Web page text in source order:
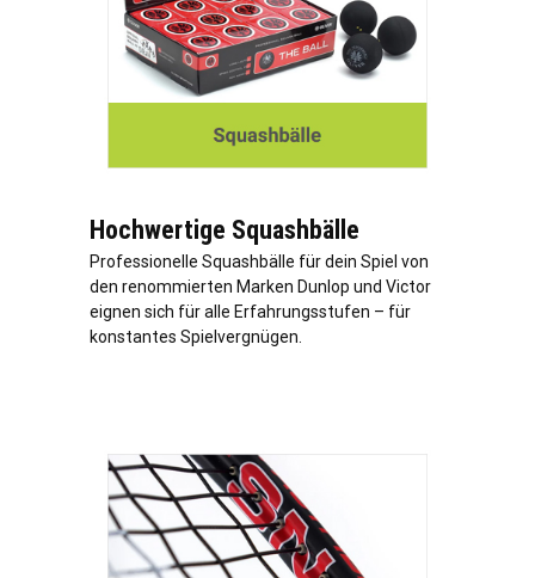
Hochwertige Squashbälle
Professionelle Squashbälle für dein Spiel von
den renommierten Marken Dunlop und Victor
eignen sich für alle Erfahrungsstufen – für
konstantes Spielvergnügen.